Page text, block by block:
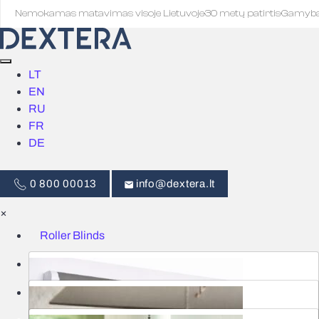
Nemokamas matavimas visoje Lietuvoje·30 metų patirtis·
LT
EN
RU
FR
DE
0 800 00013 info@dextera.lt
×
Roller Blinds
Smart Control